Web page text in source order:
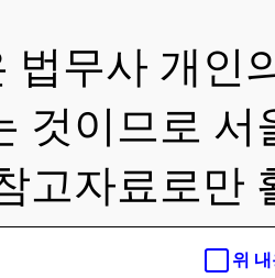
법무사 개인
것이므로
고자료로만
위